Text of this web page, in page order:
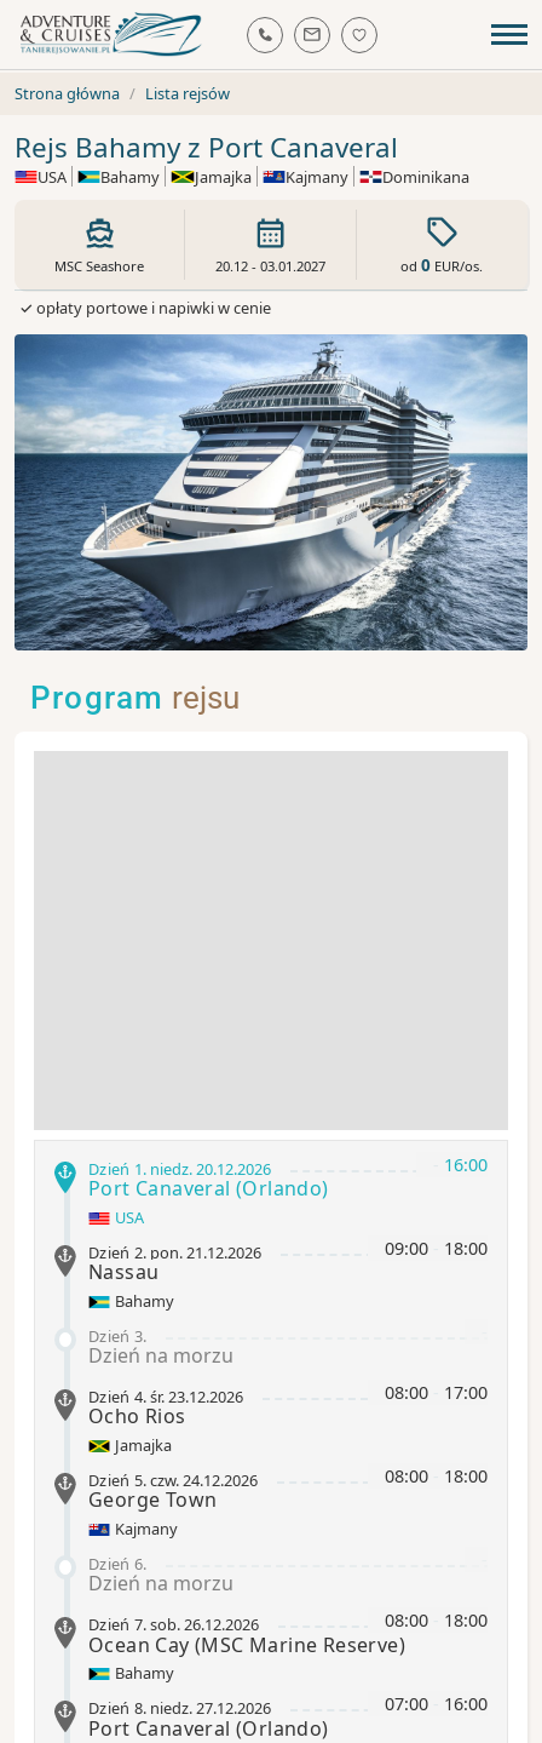
Strona główna Lista rejsów
Rejs Bahamy z Port Canaveral
USA Bahamy Jamajka Kajmany Dominikana
MSC Seashore 20.12 - 03.01.2027 od0 EUR/os.
✓ opłaty portowe i napiwki w cenie
Program rejsu
16:00
Dzień 1. niedz.20.12.2026
Port Canaveral(Orlando)
USA
09:00 18:00
Dzień 2. pon.21.12.2026
Nassau
Bahamy
Dzień 3.
Dzień na morzu
08:00 17:00
Dzień 4.śr.23.12.2026
Ocho Rios
Jamajka
08:00 18:00
Dzień 5.czw.24.12.2026
George Town
Kajmany
Dzień 6.
Dzień na morzu
08:00 18:00
Dzień 7.sob.26.12.2026
Ocean Cay(MSC Marine Reserve)
Bahamy
07:00 16:00
Dzień 8. niedz.27.12.2026
Port Canaveral(Orlando)